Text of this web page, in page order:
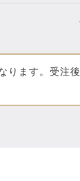
ります。受注